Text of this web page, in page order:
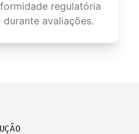
regulatória
avaliações.